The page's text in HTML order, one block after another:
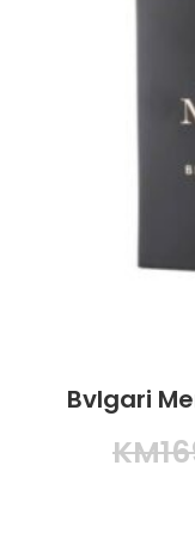
Bvlgari
KM